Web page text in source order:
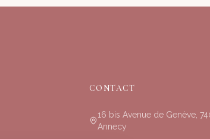
CONTACT
16 bis Avenue de Genève,
Annecy